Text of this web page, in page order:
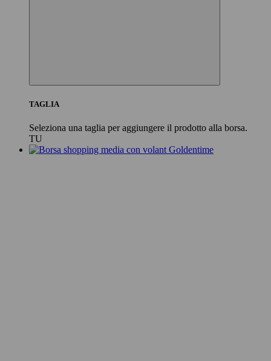
TAGLIA
Seleziona una taglia per aggiungere il prodotto alla borsa.
TU